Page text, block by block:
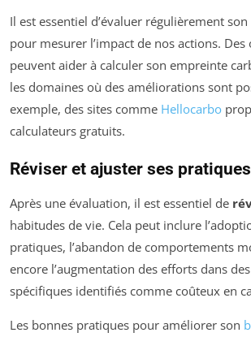
Il est essentiel d’évaluer régulièrement son
pour mesurer l’impact de nos actions.
peuvent aider à calculer son empreinte
les domaines où des améliorations sont
exemple, des sites comme Hellocarbo
calculateurs gratuits.
Réviser et ajuster ses pratiques
Après une évaluation, il est essentiel de
habitudes de vie. Cela peut inclure
pratiques, l’abandon de comportements
encore l’augmentation des efforts dans
spécifiques identifiés comme coûteux en
Les bonnes pratiques pour améliorer son